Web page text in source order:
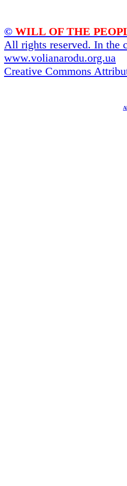
© WILL OF THE
All rights reserved. In the
www.volianarodu.org.ua
Creative Commons